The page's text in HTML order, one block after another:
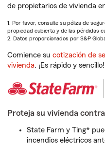
de propietarios de vivienda
1. Por favor, consulte su póliza de
propiedad cubierta y de las pérdidas
2. Datos proporcionados por S&P
Comience su cotización de
vivienda. ¡Es rápido y sencillo!
Proteja su vivienda
State Farm y Ting*
incendios eléctricos